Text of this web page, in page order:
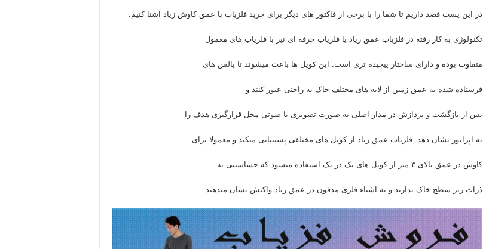
در این پست قصد داریم تا شما را با برخی از فاکتور های دیگر برای خرید فلزیاب با عمق کاوش زیاد آشنا کنیم.
تکنولوژی به کار رفته در فلزیاب عمق زیاد یا فلزیاب حرفه ای نیز با فلزیاب های معمول
متفاوت بوده و دارای ساختار پیچیده تری است. این کویل ها باعث میشوند تا پالس های
فرستاده شده به عمق زمین از لایه های مختلف خاک به راحتی عبور کنند و
پس از بازگشت و پردازش در مدار اصلی به صورت تصویری یا صوتی محل قرارگیری هدف را
به اپراتور نشان دهد. فلزیاب عمق زیاد از کویل های مختلفی پشتیبانی میکند و معمولا برای
کاوش در عمق بالای ۳ متر از کویل های یک در یک استفاده میشود که حساسیتی به
ذرات ریز سطح خاک ندارند و به اشیاء فلزی مدفون در عمق زیاد واکنش نشان میدهند.